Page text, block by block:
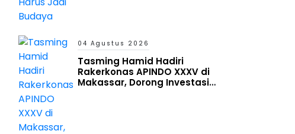
04 Agustus 2026
Tasming Hamid Hadiri
Rakerkonas APINDO XXXV di
Makassar, Dorong Investasi